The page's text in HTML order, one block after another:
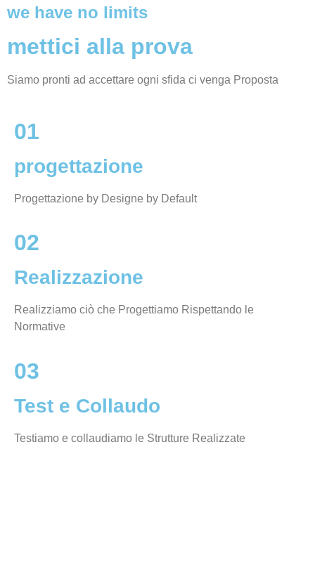
we have no limits
mettici alla prova
Siamo pronti ad accettare ogni sfida ci venga Proposta
01
progettazione
Progettazione by Designe by Default
02
Realizzazione
Realizziamo ciò che Progettiamo Rispettando le
Normative
03
Test e Collaudo
Testiamo e collaudiamo le Strutture Realizzate